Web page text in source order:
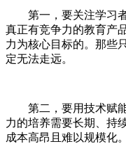
第一，要关注学习
真正有竞争力的教育产
力为核心目标的。那些
定无法走远。
第二，要用技术赋
力的培养需要长期、持
成本高昂且难以规模化